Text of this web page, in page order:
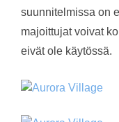
suunnitelmissa on
majoittujat voivat
eivät ole käytössä.